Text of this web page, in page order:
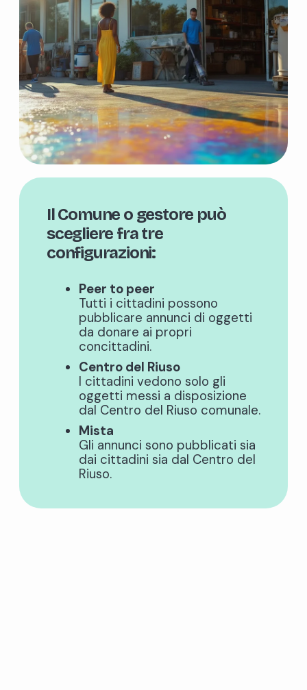
Il Comune o gestore può
scegliere fra tre
configurazioni:
Peer to peer
Tutti i cittadini possono
pubblicare annunci di oggetti
da donare ai propri
concittadini.
Centro del Riuso
I cittadini vedono solo gli
oggetti messi a disposizione
dal Centro del Riuso comunale.
Mista
Gli annunci sono pubblicati sia
dai cittadini sia dal Centro del
Riuso.